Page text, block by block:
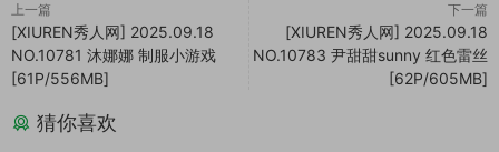
上一篇
[XIUREN秀人网] 2025.09.18
NO.10781 沐娜娜 制服小游戏
[61P/556MB]
下一篇
[XIUREN秀人网] 2025.09.18
NO.10783 尹甜甜sunny 红色雷丝
[62P/605MB]
猜你喜欢